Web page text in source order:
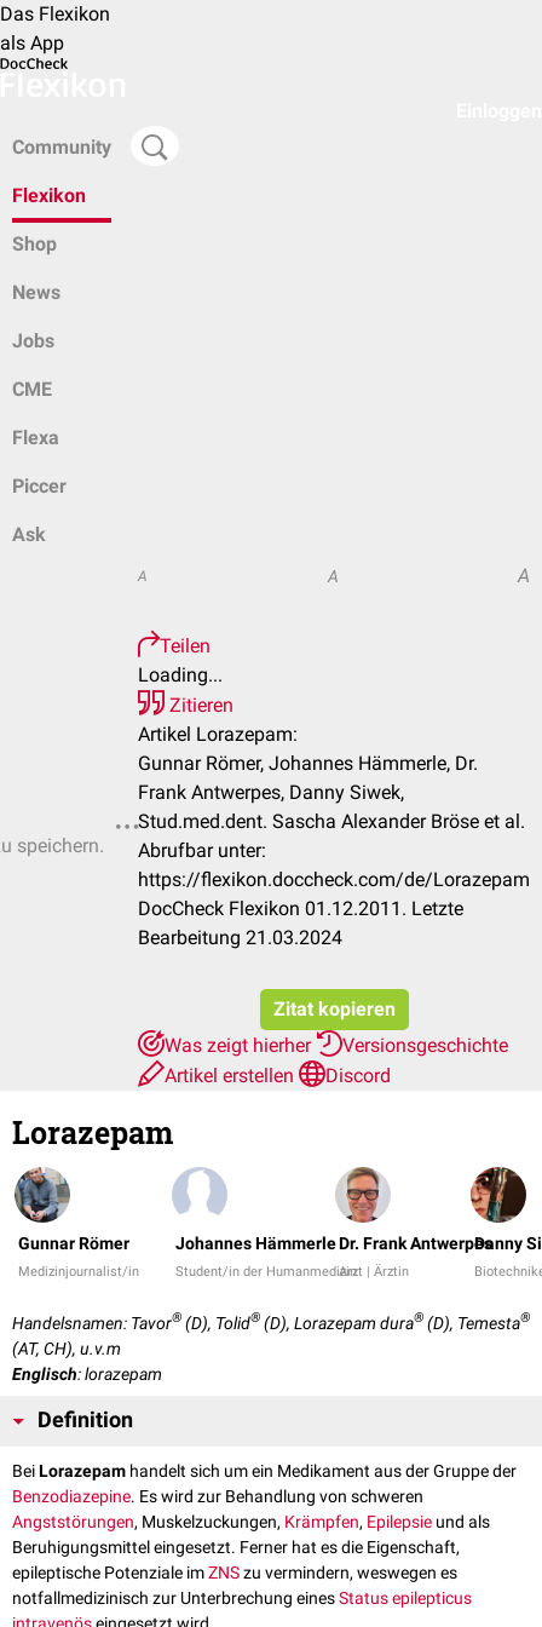
Das Flexikon
als App
Community
Flexikon
Shop
News
Jobs
CME
Flexa
Piccer
Ask
speichern.
A A A
Teilen
Loading...
Zitieren
Artikel Lorazepam:
Gunnar Römer, Johannes Hämmerle, Dr.
Frank Antwerpes, Danny Siwek,
Stud.med.dent. Sascha Alexander Bröse et al.
Abrufbar unter:
https://flexikon.doccheck.com/de/Lorazepam
DocCheck Flexikon 01.12.2011. Letzte
Bearbeitung 21.03.2024
Zitat kopieren
Was zeigt hierher
Versionsgeschichte
Artikel erstellen
Discord
Lorazepam
Gunnar Römer
Medizinjournalist/in
Johannes Hämmerle
Student/in der Humanmedizin
Dr. Frank Antwerpes
Arzt | Ärztin
Danny
Handelsnamen: Tavor® (D), Tolid® (D), Lorazepam dura® (D), Temesta®
(AT, CH), u.v.m
Englisch: lorazepam
Definition
BeiLorazepam handelt sich um ein Medikament aus der Gruppe der
Benzodiazepine. Es wird zur Behandlung von schweren
Angststörungen, Muskelzuckungen, Krämpfen, Epilepsie und als
Beruhigungsmittel eingesetzt. Ferner hat es die Eigenschaft,
epileptische Potenziale imZNSzu vermindern, weswegen es
notfallmedizinisch zur Unterbrechung einesStatus epilepticus